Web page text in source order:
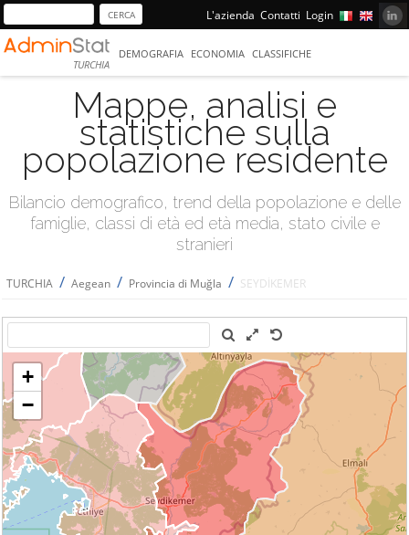
L'azienda Contatti Login
TURCHIA
DEMOGRAFIA ECONOMIA CLASSIFICHE
Mappe, analisi e
statistiche sulla
popolazione residente
Bilancio demografico, trend della popolazione e delle
famiglie, classi di età ed età media, stato civile e
stranieri
TURCHIA / Aegean / Provincia di Muğla / SEYDİKEMER